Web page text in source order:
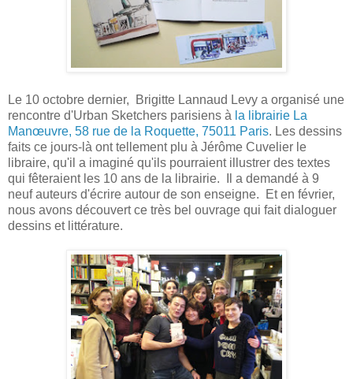
Le 10 octobre dernier, Brigitte Lannaud Levy a organisé une
rencontre d'Urban Sketchers parisiens à la librairie La
Manœuvre, 58 rue de la Roquette, 75011 Paris. Les dessins
faits ce jours-là ont tellement plu à Jérôme Cuvelier le
libraire, qu'il a imaginé qu'ils pourraient illustrer des textes
qui fêteraient les 10 ans de la librairie. Il a demandé à 9
neuf auteurs d'écrire autour de son enseigne. Et en février,
nous avons découvert ce très bel ouvrage qui fait dialoguer
dessins et littérature.